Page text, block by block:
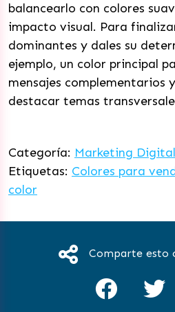
balancearlo con colores
impacto visual. Para
dominantes y dales su
ejemplo, un color principal
mensajes complementarios
destacar temas
Categoría: Marketing Digital
Etiquetas: Colores para
color
Comparte esto